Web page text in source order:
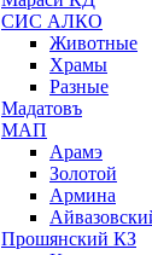
СИС АЛКО
Животные
Храмы
Разные
Мадатовъ
МАП
Арамэ
Золотой
Армина
Прошянский КЗ